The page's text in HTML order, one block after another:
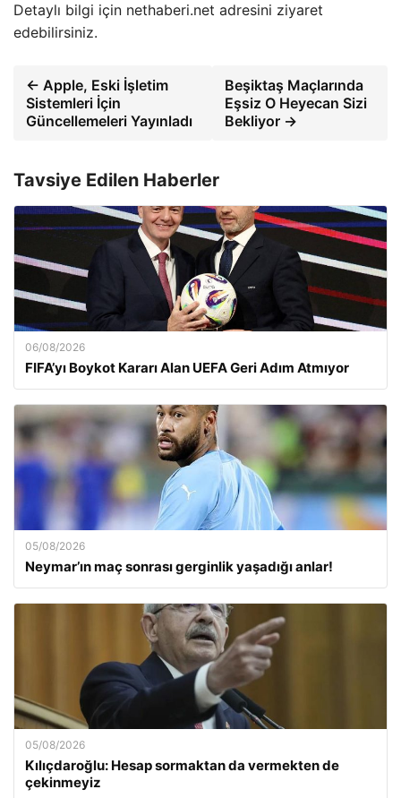
Detaylı bilgi için nethaberi.net adresini ziyaret
edebilirsiniz.
← Apple, Eski İşletim
Sistemleri İçin
Güncellemeleri Yayınladı
Beşiktaş Maçlarında
Eşsiz O Heyecan Sizi
Bekliyor →
Tavsiye Edilen Haberler
06/08/2026
FIFA’yı Boykot Kararı Alan UEFA Geri Adım Atmıyor
05/08/2026
Neymar’ın maç sonrası gerginlik yaşadığı anlar!
05/08/2026
Kılıçdaroğlu: Hesap sormaktan da vermekten de
çekinmeyiz